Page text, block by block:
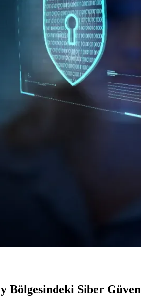
Bölgesindeki Siber